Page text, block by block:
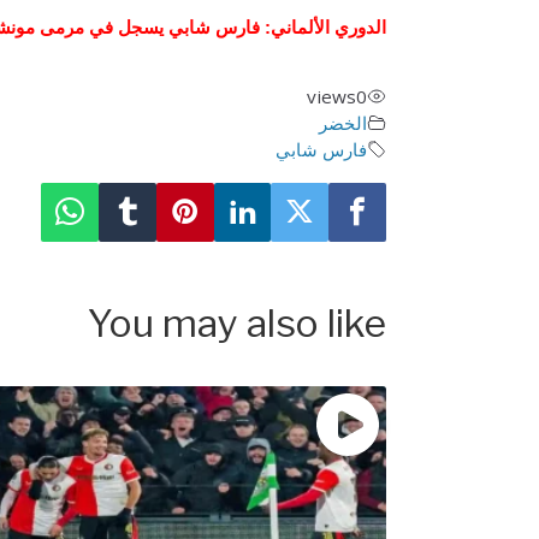
i
g
s
r
u
l
s
c
e
الدوري الألماني: فارس شابي يسجل في مرمى
0
views
الخضر
فارس شابي
You may also like